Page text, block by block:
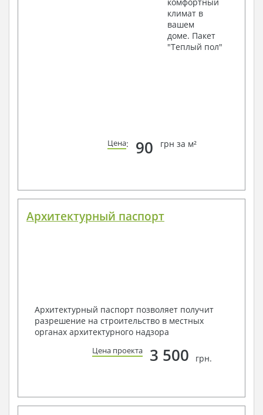
климат в
вашем
доме. Пакет
"Теплый пол"
Цена: 90 грн за м²
Архитектурный паспорт
Архитектурный паспорт позволяет получит
разрешение на строительство в местных
органах архитектурного надзора
Цена проекта 3 500 грн.